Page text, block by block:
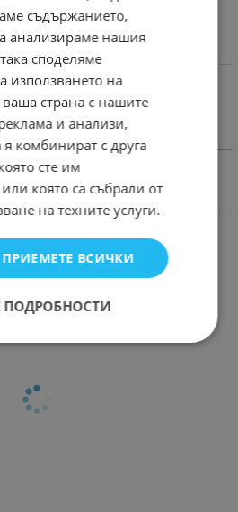
Lite,P8 Lite 2017,P10
7A
съдържанието,
анализираме нашия
споделяме
използването на
страна с нашите
и анализи,
комбинират с друга
сте им
която са събрали от
на техните услуги.
ПРИЕМЕТЕ ВСИЧКИ
ПОДРОБНОСТИ